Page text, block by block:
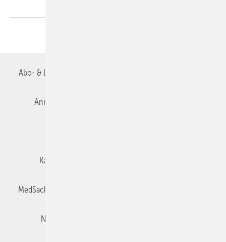
Abo- & Leserservice
Anmelden
Karriere bei Gentner
MedSach abonnieren
Newsletter